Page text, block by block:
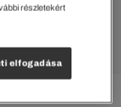
részletekért
elfogadása